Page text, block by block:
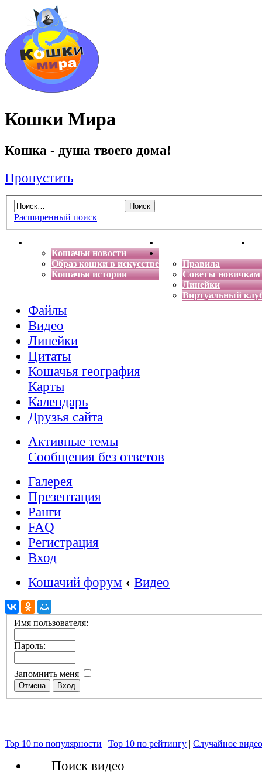
Кошки Мира
Кошка - душа твоего дома!
Пропустить
Расширенный поиск
Кошачьи новости
Образ кошки в искусстве
Кошачьи истории
Энциклопедия кошек
Правила
Советы новичкам
Линейки
Виртуальный
Файлы
Видео
Линейки
Цитаты
Кошачья география
Карты
Календарь
Друзья сайта
Активные темы
Сообщения без ответов
Галерея
Презентация
Ранги
FAQ
Регистрация
Вход
Кошачий форум ‹ Видео
Имя пользователя:
Пароль:
Запомнить меня
Top 10 по популярности | Top 10 по рейтингу | Случайное видео
Поиск видео